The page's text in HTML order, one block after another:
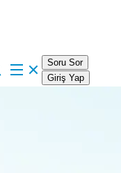
Soru Sor
Giriş Yap